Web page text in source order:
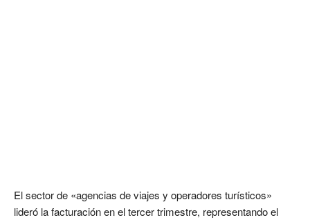
El sector de «agencias de viajes y operadores turísticos»
lideró la facturación en el tercer trimestre, representando el